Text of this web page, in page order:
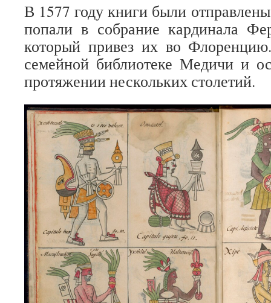
В 1577 году книги были
попали в собрание кардинала
который привез их во
семейной библиотеке Медичи и
протяжении нескольких столетий.